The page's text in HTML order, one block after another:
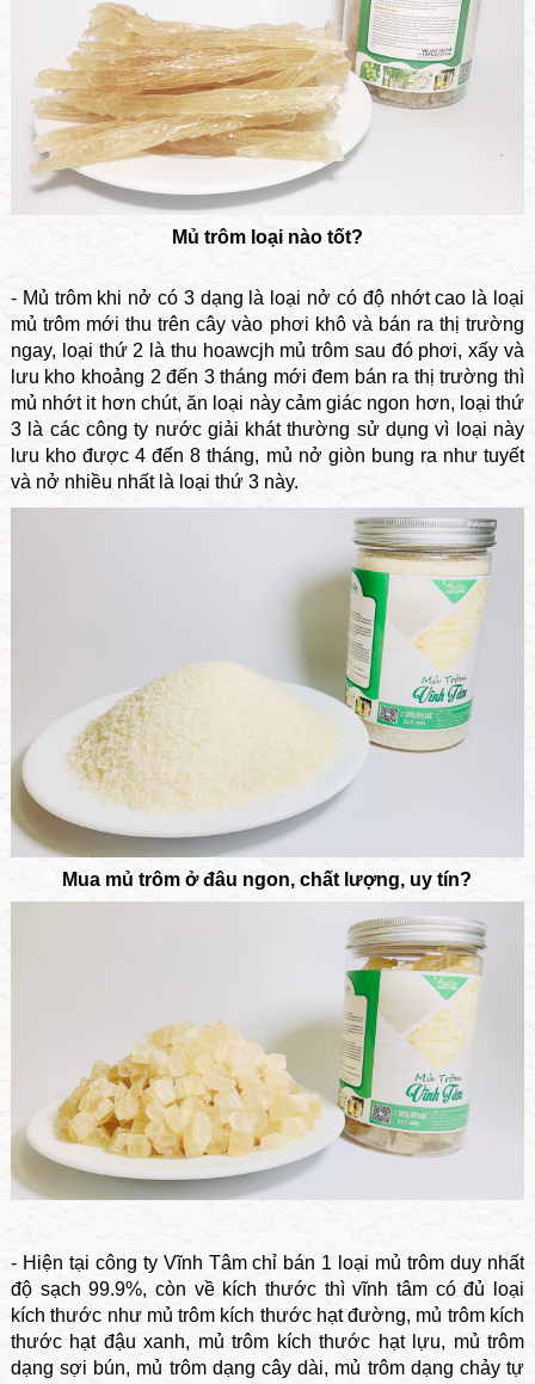
Mủ trôm loại nào tốt?
- Mủ trôm khi nở có 3 dạng là loại nở có độ nhớt cao là loại
mủ trôm mới thu trên cây vào phơi khô và bán ra thị trường
ngay, loại thứ 2 là thu hoawcjh mủ trôm sau đó phơi, xấy và
lưu kho khoảng 2 đến 3 tháng mới đem bán ra thị trường thì
mủ nhớt it hơn chút, ăn loại này cảm giác ngon hơn, loại thứ
3 là các công ty nước giải khát thường sử dụng vì loại này
lưu kho được 4 đến 8 tháng, mủ nở giòn bung ra như tuyết
và nở nhiều nhất là loại thứ 3 này.
Mua mủ trôm ở đâu ngon, chất lượng, uy tín?
- Hiện tại công ty Vĩnh Tâm chỉ bán 1 loại mủ trôm duy nhất
độ sạch 99.9%, còn về kích thước thì vĩnh tâm có đủ loại
kích thước như mủ trôm kích thước hạt đường, mủ trôm kích
thước hạt đậu xanh, mủ trôm kích thước hạt lựu, mủ trôm
dạng sợi bún, mủ trôm dạng cây dài, mủ trôm dạng chảy tự